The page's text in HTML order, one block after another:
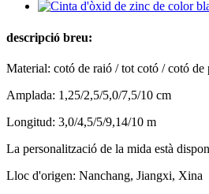
descripció breu:
Material: cotó de raió / tot cotó / cotó de
Amplada: 1,25/2,5/5,0/7,5/10 cm
Longitud: 3,0/4,5/5/9,14/10 m
La personalització de la mida està
Lloc d'origen: Nanchang, Jiangxi, Xina